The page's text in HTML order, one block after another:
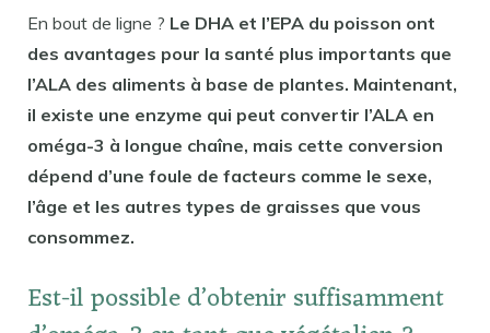
En bout de ligne ? Le DHA et l’EPA du poisson ont
des avantages pour la santé plus importants que
l’ALA des aliments à base de plantes. Maintenant,
il existe une enzyme qui peut convertir l’ALA en
oméga-3 à longue chaîne, mais cette conversion
dépend d’une foule de facteurs comme le sexe,
l’âge et les autres types de graisses que vous
consommez.
Est-il possible d’obtenir suffisamment